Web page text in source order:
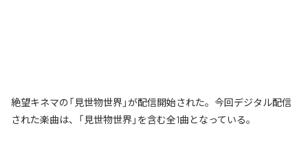
絶望キネマの「見世物世界」が配信開始された。今回デジタル配信
された楽曲は、「見世物世界」を含む全1曲となっている。